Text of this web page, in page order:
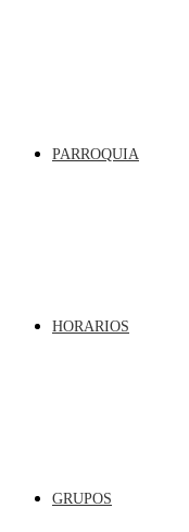
PARROQUIA
HORARIOS
GRUPOS